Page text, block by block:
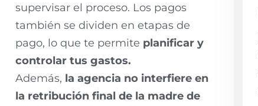
supervisar el proceso. Los pagos
también se dividen en etapas de
pago, lo que te permite planificar y
controlar tus gastos.
Además, la agencia no interfiere en
la retribución final de la madre de